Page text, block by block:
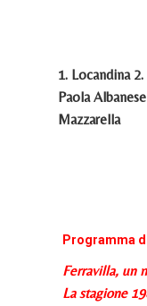
1. Locandina
Paola
Mazzarella
Programma
Ferravilla, un
La stagione